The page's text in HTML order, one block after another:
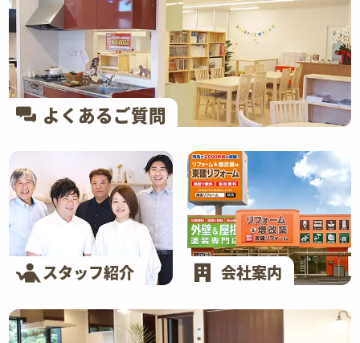
よくあるご質問
スタッフ紹介 会社案内